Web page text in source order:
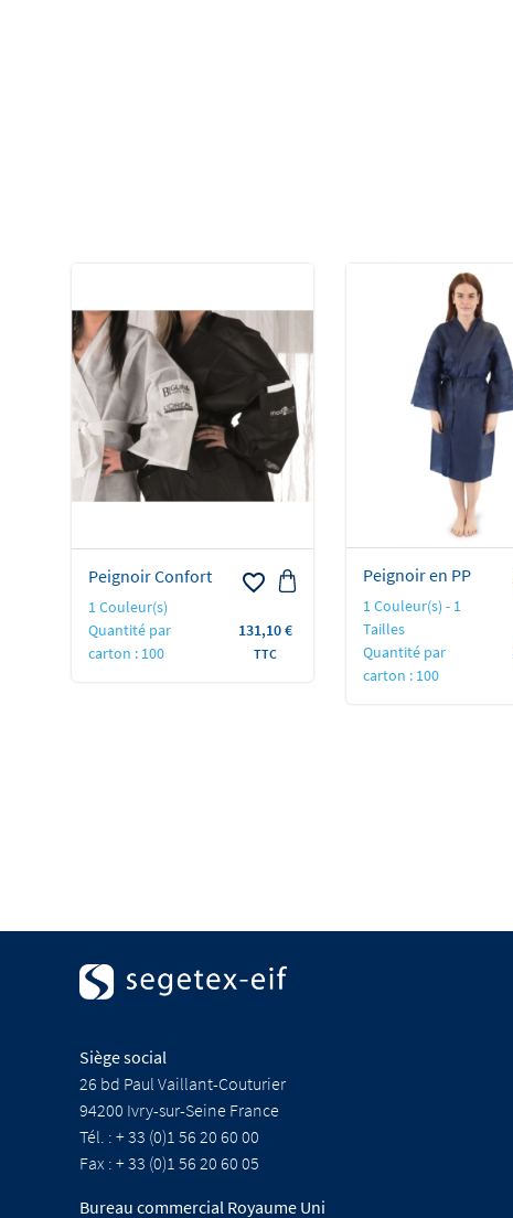
Peignoir Confort
1 Couleur(s)
Quantité par
carton : 100
favorite_border
Prix
131,10 €
TTC
Peignoir en PP
1 Couleur(s) - 1
Tailles
Quantité par
carton : 100
Siège social
26 bd Paul Vaillant-Couturier
94200 Ivry-sur-Seine France
Tél. : + 33 (0)1 56 20 60 00
Fax : + 33 (0)1 56 20 60 05
Bureau commercial Royaume Uni